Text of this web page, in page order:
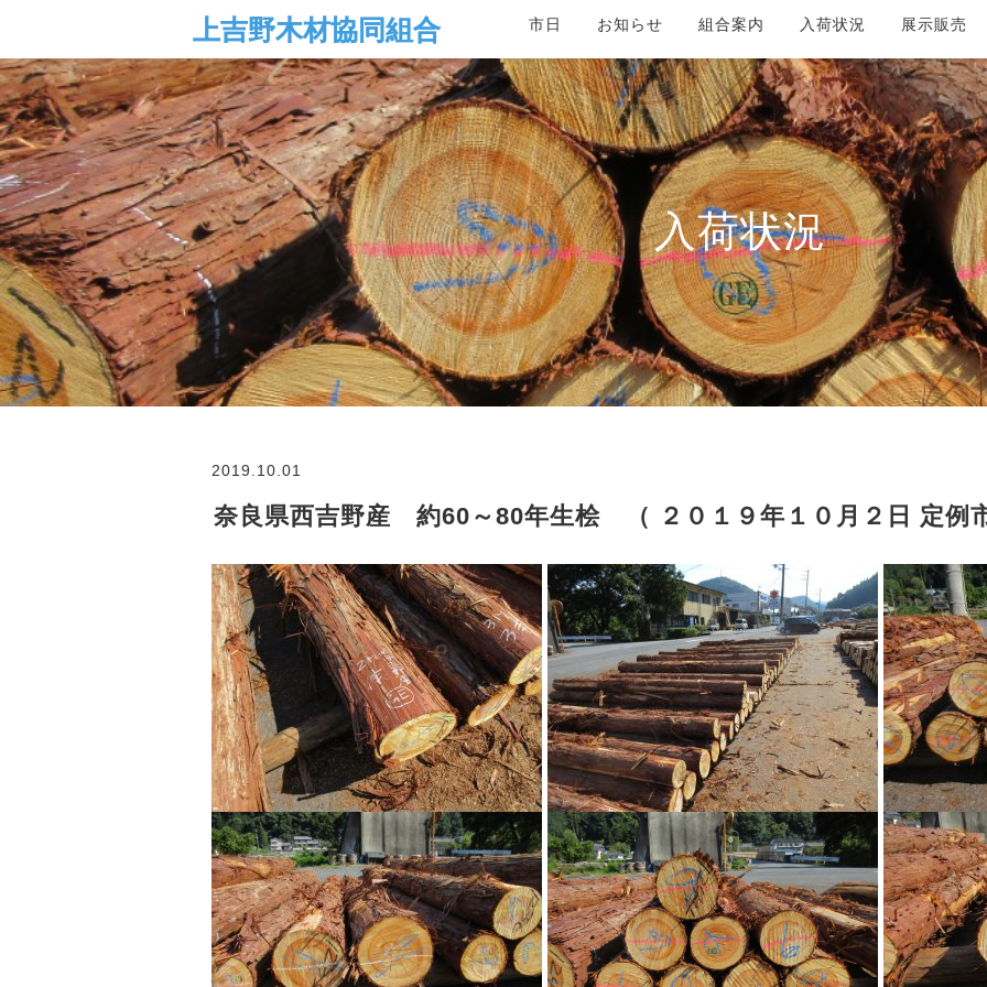
市日 お知らせ 組合案内 入荷状況 展示販売
入荷状況
2019.10.01
奈良県西吉野産 約60～80年生桧 （ ２０１９年１０月２日 定例